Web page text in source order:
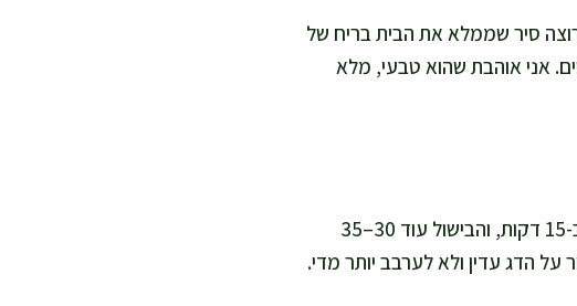
סיר שממלא את הבית בריח של
אני אוהבת שהוא טבעי, מלא
אני מכינה את החריימה הזה בקצב נעים של מטבח ביתי, בלי לחץ. ההכנה לוקחת כ-15 דקות, והבישול עוד 30–35
על הדג עדין ולא לערבב יותר מדי.